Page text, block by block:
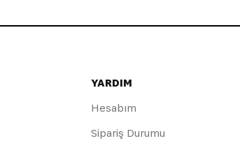
YARDIM
Hesabım
Sipariş Durumu